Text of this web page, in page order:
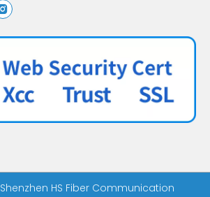
Shenzhen HS Fiber Communication